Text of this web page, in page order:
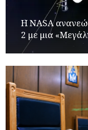
H NASA
2 με μια